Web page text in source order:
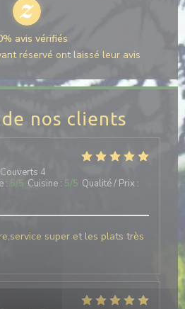
de nos clients
4
: 5/5 Cuisine : 5/5 Qualité / Prix :
super et les plats très
avis vérifiés
réservé ont laissé leur avis